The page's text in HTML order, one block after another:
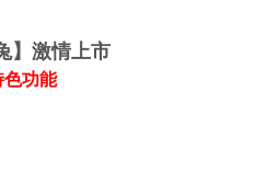
】激情上市
色功能